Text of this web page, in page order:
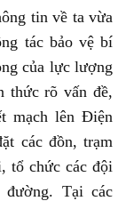
tin về ta vừa
tác bảo vệ bí
của lực lượng
thức rõ vấn đề,
mạch lên Điện
các đồn, trạm
tổ chức các đội
Tại các